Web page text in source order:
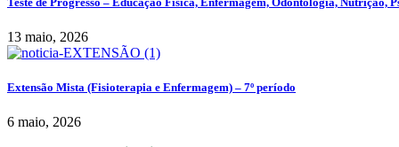
13 maio, 2026
Extensão Mista (Fisioterapia e Enfermagem) – 7º período
6 maio, 2026